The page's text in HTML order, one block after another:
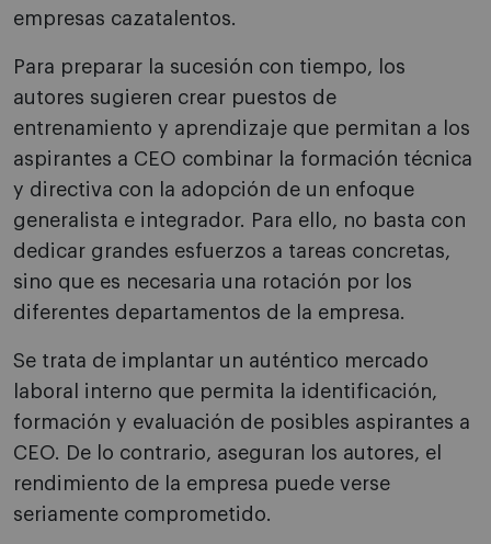
empresas cazatalentos.
Para preparar la sucesión con tiempo, los
autores sugieren crear puestos de
entrenamiento y aprendizaje que permitan a los
aspirantes a CEO combinar la formación técnica
y directiva con la adopción de un enfoque
generalista e integrador. Para ello, no basta con
dedicar grandes esfuerzos a tareas concretas,
sino que es necesaria una rotación por los
diferentes departamentos de la empresa.
Se trata de implantar un auténtico mercado
laboral interno que permita la identificación,
formación y evaluación de posibles aspirantes a
CEO. De lo contrario, aseguran los autores, el
rendimiento de la empresa puede verse
seriamente comprometido.